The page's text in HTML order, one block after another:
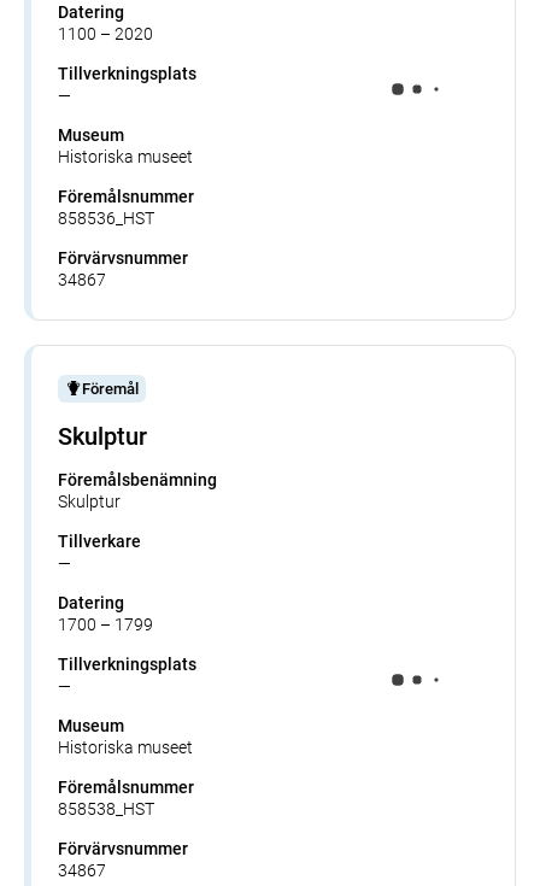
Datering
1100 – 2020
Tillverkningsplats
—
Museum
Historiska museet
Föremålsnummer
858536_HST
Förvärvsnummer
34867
Föremål
Skulptur
Föremålsbenämning
Skulptur
Tillverkare
—
Datering
1700 – 1799
Tillverkningsplats
—
Museum
Historiska museet
Föremålsnummer
858538_HST
Förvärvsnummer
34867